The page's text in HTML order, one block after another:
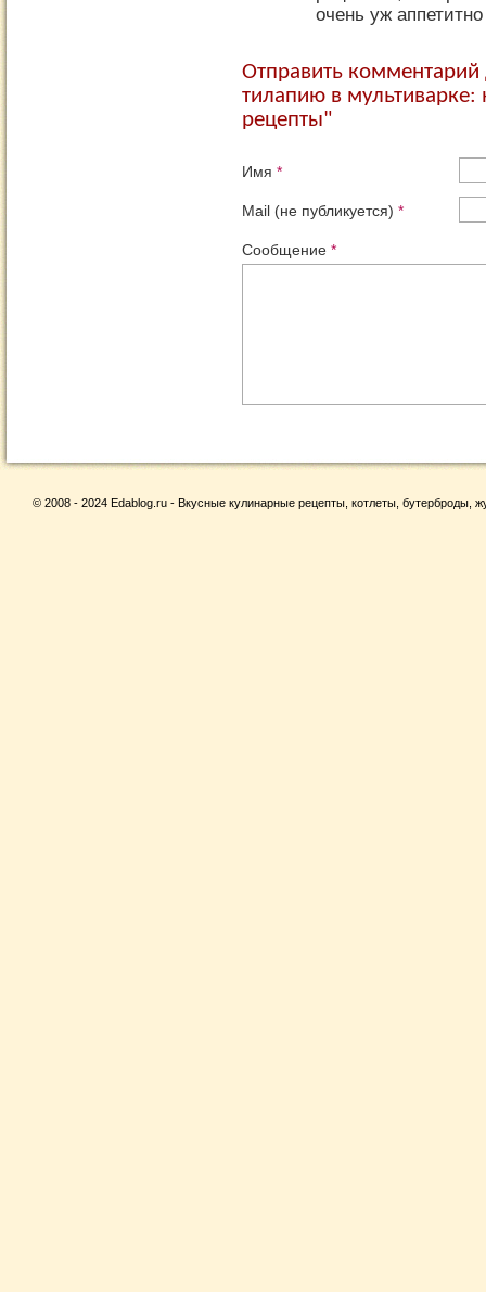
очень уж
Отправить комментарий
тилапию в
рецепты"
Имя *
Mail (не публикуется) *
Сообщение *
© 2008 - 2024 Edablog.ru - Вкусные кулинарные рецепты, котлеты, бутерброды,